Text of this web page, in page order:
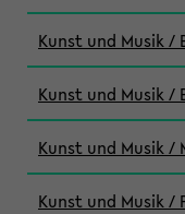
Kunst und Musik /
Kunst und Musik /
Kunst und Musik /
Kunst und Musik /